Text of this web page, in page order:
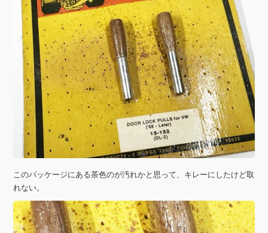
このパッケージにある茶色のが汚れかと思って、キレーにしたけど取
れない。